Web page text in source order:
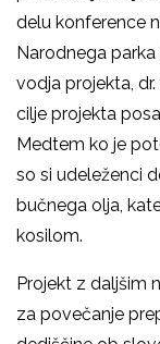
delu konference
Narodnega parka
vodja projekta,
cilje projekta
Medtem ko je
so si udeleženci
bučnega olja,
kosilom.
Projekt z daljšim
za povečanje